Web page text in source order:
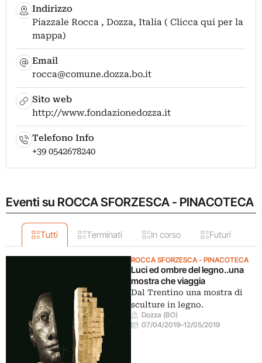
Indirizzo
Piazzale Rocca , Dozza, Italia ( Clicca qui per la
mappa)
Email
rocca@comune.dozza.bo.it
Sito web
http://www.fondazionedozza.it
Telefono Info
+39 0542678240
Eventi su ROCCA SFORZESCA - PINACOTECA
Tutti Terminati In corso Futuri
ROCCA SFORZESCA - PINACOTECA
Luci ed ombre del legno..una
mostra che viaggia
Dal Trentino una mostra di
sculture in legno.
Dozza (BO)
07/04/2019–12/05/2019